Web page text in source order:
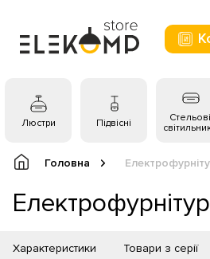
Люстри Підвісні
Стельові
Головна
Характеристики Товари з серії